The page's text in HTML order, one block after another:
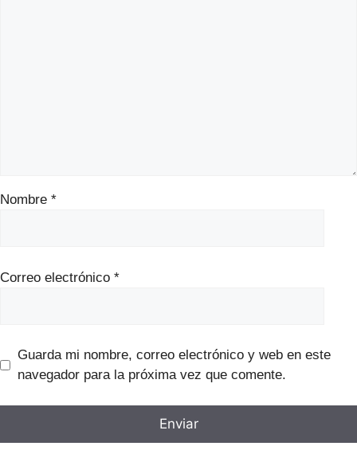
Nombre *
Correo electrónico *
Guarda mi nombre, correo electrónico y web en este
navegador para la próxima vez que comente.